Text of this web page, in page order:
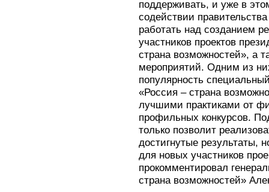
поддерживать, и уже в
содействии
работать над созданием
участников проектов
страна возможностей», а
мероприятий. Одним из
популярность
«Россия – страна
лучшими практиками от
профильных конкурсов.
только позволит
достигнутые результаты,
для новых участников
прокомментировал
страна возможностей»